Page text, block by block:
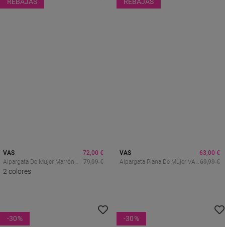
VAS
Alpargata De Mujer Marrón
VAS 132-016 G – Estilo
2 colores
72,00 €
79,99 €
VAS
Alpargata Plana De Mujer VAS
63,00 €
69,99 €
-30% -30%